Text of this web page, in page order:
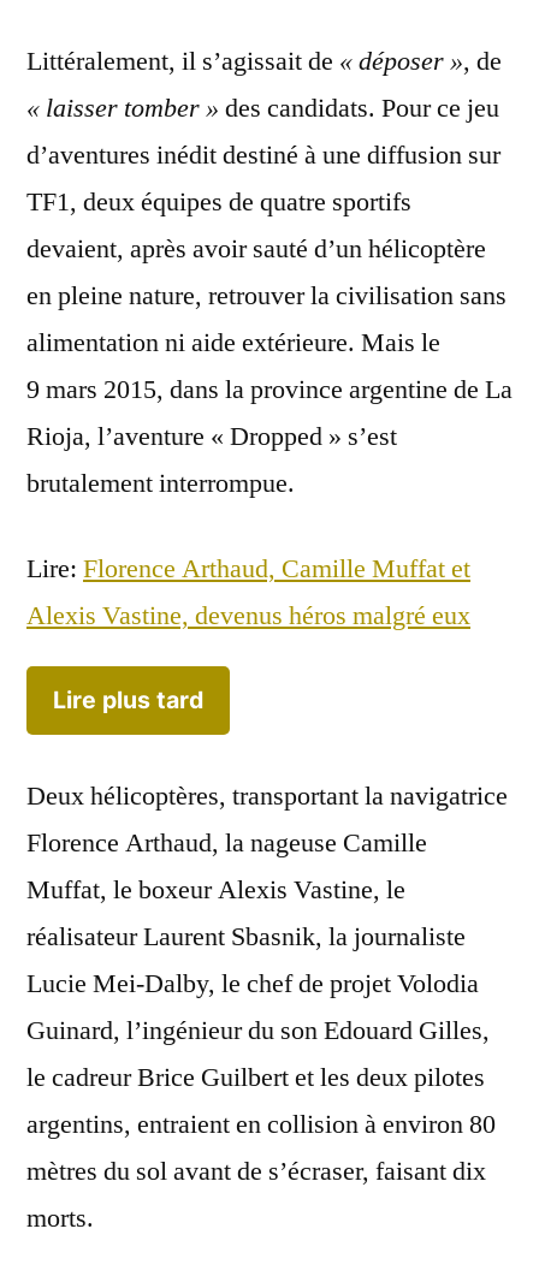
Littéralement, il s’agissait de « déposer », de
« laisser tomber » des candidats. Pour ce jeu
d’aventures inédit destiné à une diffusion sur
TF1, deux équipes de quatre sportifs
devaient, après avoir sauté d’un hélicoptère
en pleine nature, retrouver la civilisation sans
alimentation ni aide extérieure. Mais le
9 mars 2015, dans la province argentine de La
Rioja, l’aventure « Dropped » s’est
brutalement interrompue.
Lire: Florence Arthaud, Camille Muffat et
Alexis Vastine, devenus héros malgré eux
Lire plus tard
Deux hélicoptères, transportant la navigatrice
Florence Arthaud, la nageuse Camille
Muffat, le boxeur Alexis Vastine, le
réalisateur Laurent Sbasnik, la journaliste
Lucie Mei-Dalby, le chef de projet Volodia
Guinard, l’ingénieur du son Edouard Gilles,
le cadreur Brice Guilbert et les deux pilotes
argentins, entraient en collision à environ 80
mètres du sol avant de s’écraser, faisant dix
morts.